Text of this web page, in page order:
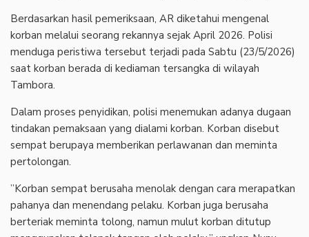
‎Berdasarkan hasil pemeriksaan, AR diketahui mengenal
korban melalui seorang rekannya sejak April 2026. Polisi
menduga peristiwa tersebut terjadi pada Sabtu (23/5/2026)
saat korban berada di kediaman tersangka di wilayah
Tambora.
‎Dalam proses penyidikan, polisi menemukan adanya dugaan
tindakan pemaksaan yang dialami korban. Korban disebut
sempat berupaya memberikan perlawanan dan meminta
pertolongan.
‎”Korban sempat berusaha menolak dengan cara merapatkan
pahanya dan menendang pelaku. Korban juga berusaha
berteriak meminta tolong, namun mulut korban ditutup